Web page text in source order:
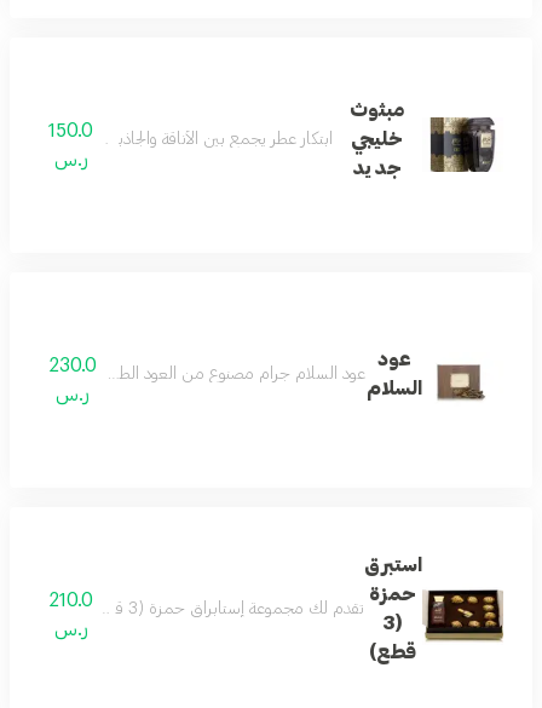
مبثوث
خليجي
جديد
ابتكار عطر يجمع بين الأناقة والجاذبية مع دفء
150.0
ر.س
عود
السلام
عود السلام جرام مصنوع من العود الطبيعي مما يجعله
230.0
ر.س
استبرق
حمزة
(3
قطع)
تقدم لك مجموعة إستابراق حمزة (3 قطع) تجربة عطرية متكاملة. تحافظ هذه المجموعة الكاملة على النكهة النقية والراقية لعطر الفوجير الحار والعنبر، الذي يجمع بين نفحات عليا من البرغموت وقرفة اللحاء والفلفل. أما النفحات الوسطى والقاعدية فتحافظ على التوازن المثالي بين خشب الأرز وإبرة الراعي والروائح الخشبية.
210.0
ر.س